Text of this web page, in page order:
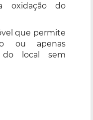
oxidação do
que permite
ou apenas
local sem